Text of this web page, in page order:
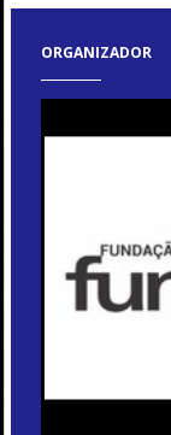
ORGANIZADOR